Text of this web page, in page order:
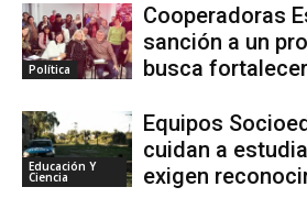
Política
Cooperadoras
sanción a un
busca
Educación Y
Ciencia
Equipos
cuidan a
exigen